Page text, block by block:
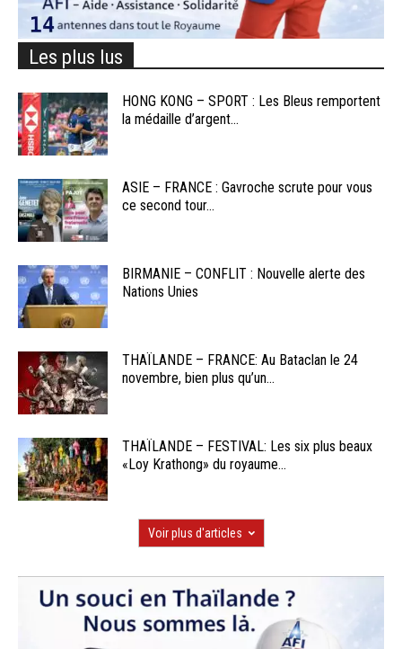
Les plus lus
HONG KONG – SPORT : Les Bleus remportent
la médaille d’argent...
ASIE – FRANCE : Gavroche scrute pour vous
ce second tour...
BIRMANIE – CONFLIT : Nouvelle alerte des
Nations Unies
THAÏLANDE – FRANCE: Au Bataclan le 24
novembre, bien plus qu’un...
THAÏLANDE – FESTIVAL: Les six plus beaux
«Loy Krathong» du royaume...
Voir plus d'articles